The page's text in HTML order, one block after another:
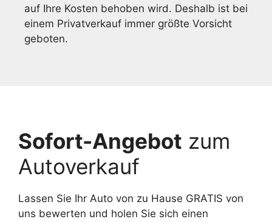
auf Ihre Kosten behoben wird. Deshalb ist bei
einem Privatverkauf immer größte Vorsicht
geboten.
Sofort-Angebot zum
Autoverkauf
Lassen Sie Ihr Auto von zu Hause GRATIS von
uns bewerten und holen Sie sich einen